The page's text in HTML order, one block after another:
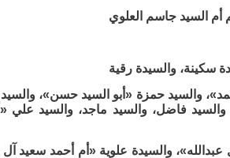
أم السيد جاسم العلوي
سكينة، والسيدة رقية
والسيد حمزة «أبو السيد حسن»،
والسيد فاضل، والسيد ماجد، والسيد علي
والسيدة علوية «أم أحمد سعيد